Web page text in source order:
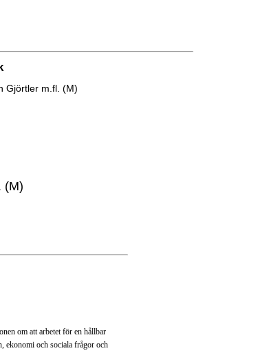
Gjörtler m.fl. (M)
(M)
om att arbetet för en hållbar
ekonomi och sociala frågor och